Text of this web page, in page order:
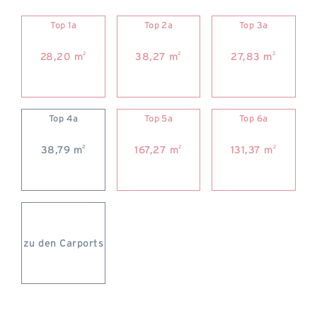
Top 1a
28,20 m2
Top 2a
38,27 m2
Top 3a
27,83 m2
Top 4a
38,79 m2
Top 5a
167,27 m2
Top 6a
131,37 m2
zu den Carports